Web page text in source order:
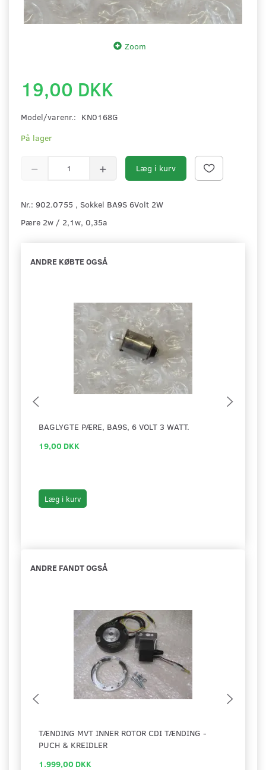
Zoom
19,00 DKK
Model/varenr.: KN0168G
På lager
Læg i kurv
Nr.: 902.0755 , Sokkel BA9S 6Volt 2W
Pære 2w / 2,1w, 0,35a
ANDRE KØBTE OGSÅ
BAGLYGTE PÆRE, BA9S, 6 VOLT 3 WATT.
19,00 DKK
Læg i kurv
ANDRE FANDT OGSÅ
TÆNDING MVT INNER ROTOR CDI TÆNDING -
PUCH & KREIDLER
1.999,00 DKK